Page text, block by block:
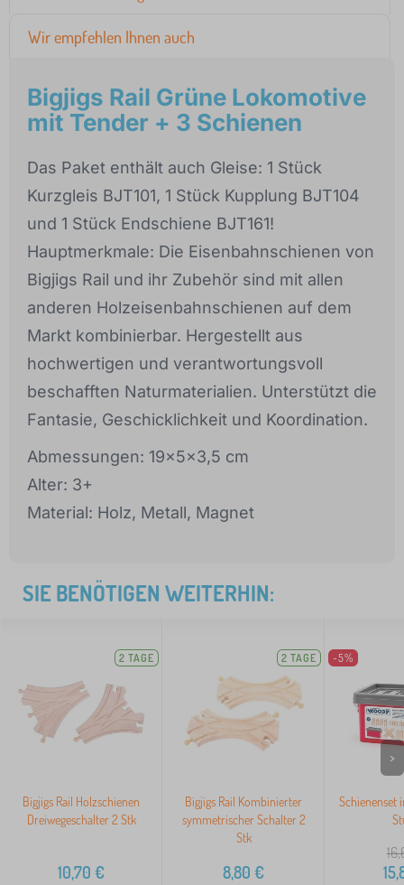
Wir empfehlen Ihnen auch
Bigjigs Rail Grüne Lokomotive
mit Tender + 3 Schienen
Das Paket enthält auch Gleise: 1 Stück
Kurzgleis BJT101, 1 Stück Kupplung BJT104
und 1 Stück Endschiene BJT161!
Hauptmerkmale: Die Eisenbahnschienen von
Bigjigs Rail und ihr Zubehör sind mit allen
anderen Holzeisenbahnschienen auf dem
Markt kombinierbar. Hergestellt aus
hochwertigen und verantwortungsvoll
beschafften Naturmaterialien. Unterstützt die
Fantasie, Geschicklichkeit und Koordination.
Abmessungen: 19x5x3,5 cm
Alter: 3+
Material: Holz, Metall, Magnet
SIE BENÖTIGEN WEITERHIN:
2 TAGE
Bigjigs Rail Holzschienen
Dreiwegeschalter 2 Stk
10,70 €
2 TAGE
Bigjigs Rail Kombinierter
symmetrischer Schalter 2
Stk
8,80 €
-5%
Schienenset
>